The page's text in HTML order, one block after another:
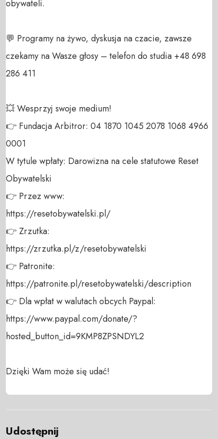
obywateli.
💬 Programy na żywo, dyskusja na czacie, zawsze
czekamy na Wasze głosy – telefon do studia +48 698
286 411
💥 Wesprzyj swoje medium!
👉 Fundacja Arbitror: 04 1870 1045 2078 1068 4966
0001
W tytule wpłaty: Darowizna na cele statutowe Reset
Obywatelski
👉 Przez www:
https://resetobywatelski.pl/
👉 Zrzutka:
https://zrzutka.pl/z/resetobywatelski
👉 Patronite:
https://patronite.pl/resetobywatelski/description
👉 Dla wpłat w walutach obcych Paypal:
https://www.paypal.com/donate/?
hosted_button_id=9KMP8ZPSNDYL2
Dzięki Wam może się udać!
Udostępnij